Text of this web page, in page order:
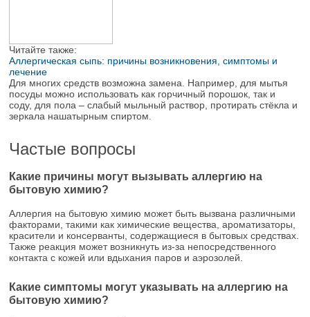
Читайте также:
Аллергическая сыпь: причины возникновения, симптомы и
лечение
Для многих средств возможна замена. Например, для мытья
посуды можно использовать как горчичный порошок, так и
соду, для пола – слабый мыльный раствор, протирать стёкла и
зеркала нашатырным спиртом.
Частые вопросы
Какие причины могут вызывать аллергию на
бытовую химию?
Аллергия на бытовую химию может быть вызвана различными
факторами, такими как химические вещества, ароматизаторы,
красители и консерванты, содержащиеся в бытовых средствах.
Также реакция может возникнуть из-за непосредственного
контакта с кожей или вдыхания паров и аэрозолей.
Какие симптомы могут указывать на аллергию на
бытовую химию?